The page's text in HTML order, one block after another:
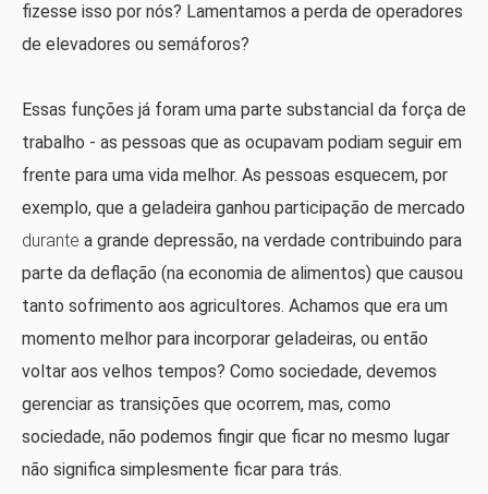
fizesse isso por nós? Lamentamos a perda de operadores
de elevadores ou semáforos?
Essas funções já foram uma parte substancial da força de
trabalho - as pessoas que as ocupavam podiam seguir em
frente para uma vida melhor. As pessoas esquecem, por
exemplo, que a geladeira ganhou participação de mercado
durante a grande depressão, na verdade contribuindo para
parte da deflação (na economia de alimentos) que causou
tanto sofrimento aos agricultores. Achamos que era um
momento melhor para incorporar geladeiras, ou então
voltar aos velhos tempos? Como sociedade, devemos
gerenciar as transições que ocorrem, mas, como
sociedade, não podemos fingir que ficar no mesmo lugar
não significa simplesmente ficar para trás.